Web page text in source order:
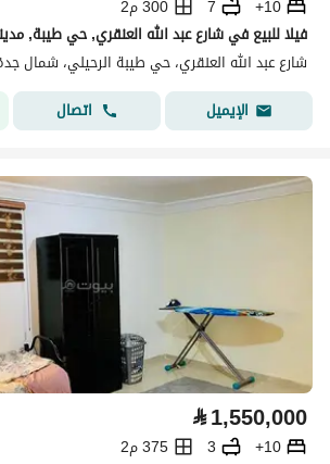
10+
7
300 م2
فيلا للبيع في شارع عبد الله العنقري, حي طيبة,
شارع عبد الله العنقري، حي طيبة الرحيلي، شمال
الإيميل
اتصال
⃁1,550,000
10+
3
375 م2